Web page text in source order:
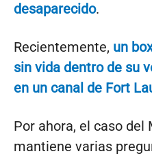
desaparecido.
Recientemente, un
sin vida dentro de su
en un canal de Fort
Por ahora, el caso del
mantiene varias